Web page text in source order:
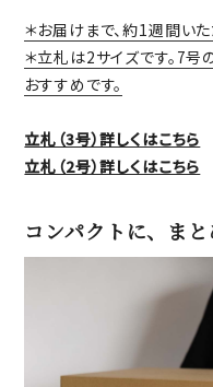
＊お届けまで、約1週間いた
＊立札は2サイズです。7
おすすめです。
立札（3号）詳しくはこちら
立札（2号）詳しくはこちら
コンパクトに、ま